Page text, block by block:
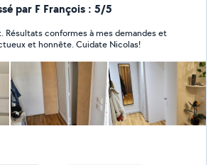
en domotique. N'hésitez
également pour d'autres types de
dirais si cela est dans mes cordes. A
Nicolas.
par F François : 5/5
et honnête. Cuidate Nicolas!